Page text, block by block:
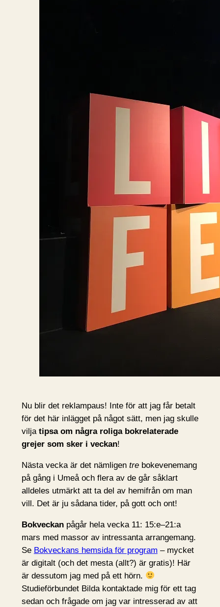
Nu blir det reklampaus! Inte för att jag får betalt
för det här inlägget på något sätt, men jag skulle
vilja tipsa om några roliga bokrelaterade
grejer som sker i veckan!
Nästa vecka är det nämligen tre bokevenemang
på gång i Umeå och flera av de går såklart
alldeles utmärkt att ta del av hemifrån om man
vill. Det är ju sådana tider, på gott och ont!
Bokveckanpågår hela vecka 11: 15:e–21:a
mars med massor av intressanta arrangemang.
Se Bokveckans hemsida för program – mycket
är digitalt (och det mesta (allt?) är gratis)! Här
är dessutom jag med på ett hörn.
Studieförbundet Bilda kontaktade mig för ett tag
sedan och frågade om jag var intresserad av att